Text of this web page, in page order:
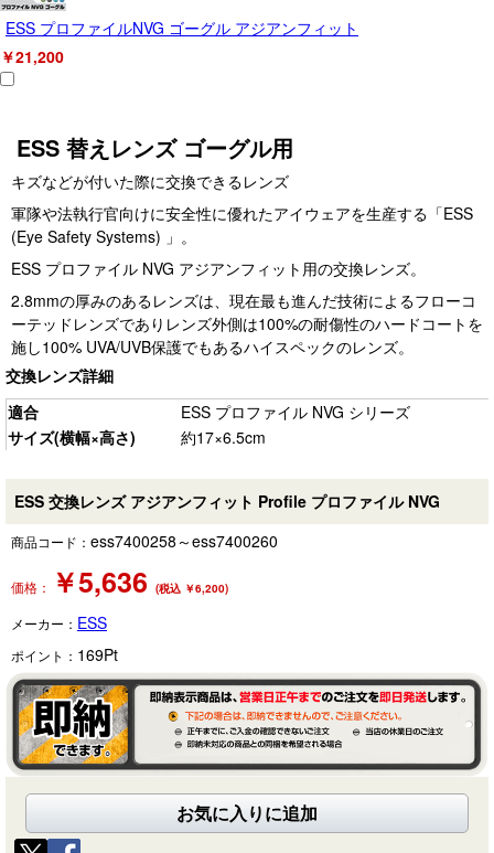
ESS プロファイルNVG ゴーグル アジアンフィット
￥21,200
ESS 替えレンズ ゴーグル用
キズなどが付いた際に交換できるレンズ
軍隊や法執行官向けに安全性に優れたアイウェアを生産する「ESS
(Eye Safety Systems) 」。
ESS プロファイル NVG アジアンフィット用の交換レンズ。
2.8mmの厚みのあるレンズは、現在最も進んだ技術によるフローコ
ーテッドレンズでありレンズ外側は100%の耐傷性のハードコートを
施し100% UVA/UVB保護でもあるハイスペックのレンズ。
交換レンズ詳細
適合
ESS プロファイル NVG シリーズ
サイズ(横幅×高さ)
約17×6.5cm
ESS 交換レンズ アジアンフィット Profile プロファイル NVG
商品コード： ess7400258～ess7400260
価格： ￥5,636 (税込 ￥6,200)
メーカー： ESS
ポイント： 169Pt
お気に入りに追加